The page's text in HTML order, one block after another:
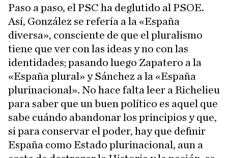
Paso a paso, el PSC ha deglutido al PSOE.
Así, González se refería a la «España
diversa», consciente de que el pluralismo
tiene que ver con las ideas y no con las
identidades; pasando luego Zapatero a la
«España plural» y Sánchez a la «España
plurinacional». No hace falta leer a Richelieu
para saber que un buen político es aquel que
sabe cuándo abandonar los principios y que,
si para conservar el poder, hay que definir
España como Estado plurinacional, aun a